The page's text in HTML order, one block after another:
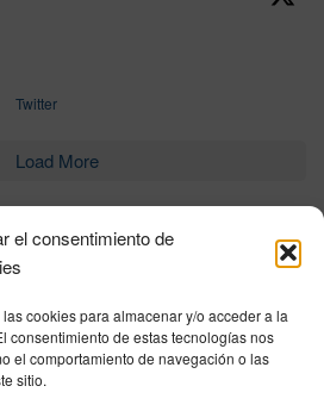
el consentimiento de
cookies para almacenar y/o acceder a la
consentimiento de estas tecnologías nos
el comportamiento de navegación o las
sitio.
Twitter
Load More
|Cookies Policy|DNSH|Home